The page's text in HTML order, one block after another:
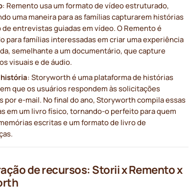
: Remento usa um formato de vídeo estruturado,
uma maneira para as famílias capturarem histórias
de entrevistas guiadas em vídeo. O Remento é
para famílias interessadas em criar uma experiência
semelhante a um documentário, que capture
visuais e de áudio.
: Storyworth é uma plataforma de histórias
que os usuários respondem às solicitações
por e-mail. No final do ano, Storyworth compila essas
em um livro físico, tornando-o perfeito para quem
escritas e um formato de livro de
de recursos: Storii x Remento x